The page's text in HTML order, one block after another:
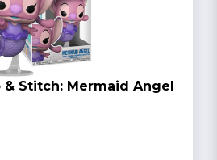
& Stitch: Mermaid Angel